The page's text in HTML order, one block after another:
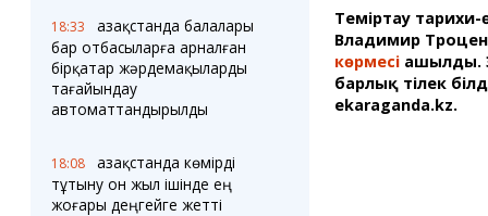
18:33
Қазақстанда балалары
бар отбасыларға арналған
бірқатар жәрдемақыларды
тағайындау
автоматтандырылды
18:08
Қазақстанда көмірді
тұтыну он жыл ішінде ең
жоғары деңгейге жетті
Теміртау
Владимир
көрмесіашылды.
барлық тілек
ekaraganda.kz.